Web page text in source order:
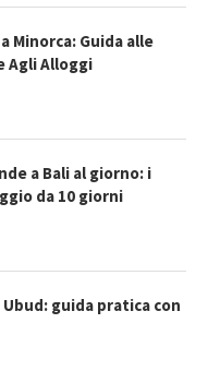
Minorca: Guida alle
Agli Alloggi
a Bali al giorno: i
da 10 giorni
Ubud: guida pratica con